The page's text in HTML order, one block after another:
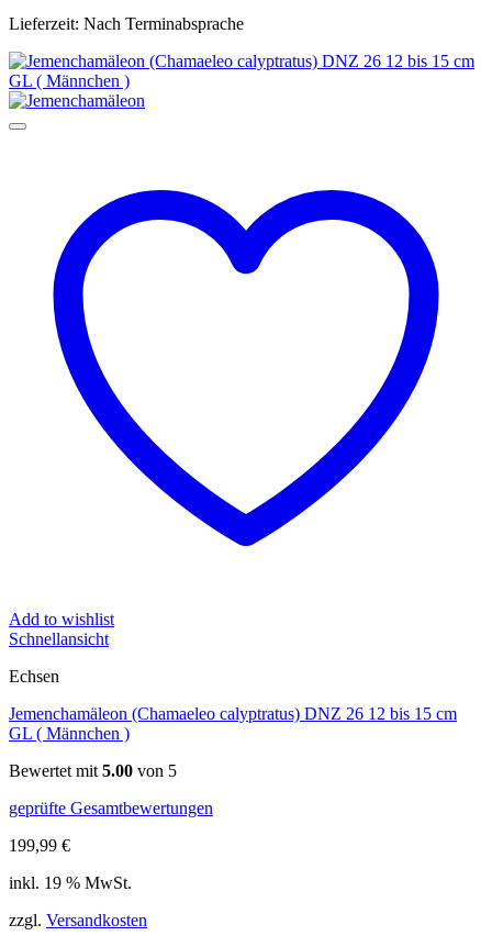
Lieferzeit: Nach Terminabsprache
Add to wishlist
Schnellansicht
Echsen
Jemenchamäleon (Chamaeleo calyptratus) DNZ 26 12 bis 15 cm
GL ( Männchen )
Bewertet mit 5.00 von 5
geprüfte Gesamtbewertungen
199,99 €
inkl. 19 % MwSt.
zzgl. Versandkosten